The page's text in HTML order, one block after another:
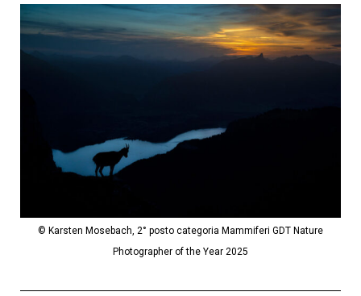
© Karsten Mosebach, 2° posto categoria Mammiferi GDT Nature
Photographer of the Year 2025